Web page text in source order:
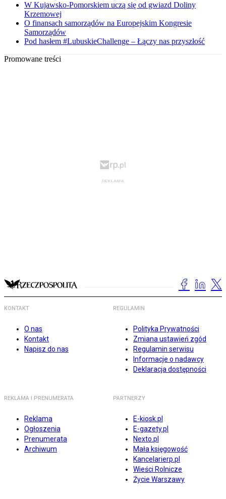
W Kujawsko-Pomorskiem uczą się od gwiazd Doliny
Krzemowej
O finansach samorządów na Europejskim Kongresie
Samorządów
Pod hasłem #LubuskieChallenge – Łączy nas przyszłość
Promowane treści
KONTAKT
O nas
Kontakt
Napisz do nas
REGULAMIN
Polityka Prywatności
Zmiana ustawień zgód
Regulamin serwisu
Informacje o nadawcy
Deklaracja dostępności
REKLAMA I PRENUMERATA
Reklama
Ogłoszenia
Prenumerata
Archiwum
PARTNERZY
E-kiosk.pl
E-gazety.pl
Nexto.pl
Mała księgowość
Kancelarierp.pl
Wieści Rolnicze
Życie Warszawy